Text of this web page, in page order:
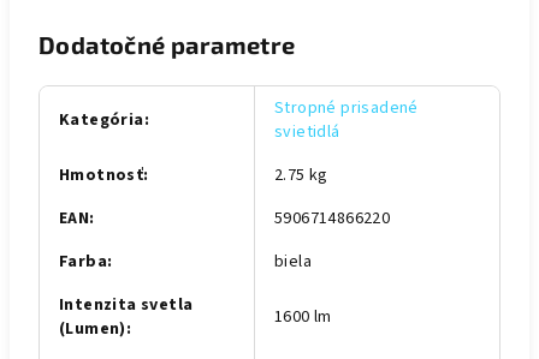
Dodatočné parametre
Kategória:
Stropné prisadené
svietidlá
Hmotnosť:
2.75 kg
EAN:
5906714866220
Farba:
biela
Intenzita svetla
(Lumen): 1600 lm